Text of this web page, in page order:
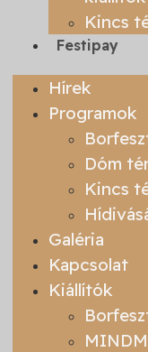
Kincs
Festipay
Hírek
Programok
Dóm
Kincs
Galéria
Kapcsolat
Kiállítók